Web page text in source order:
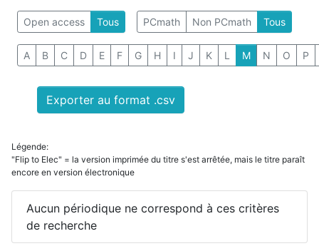
Open access Tous PCmath Non PCmath Tous
A B C D E F G H I J K L M N O P
Exporter au format .csv
Légende:
"Flip to Elec" = la version imprimée du titre s'est arrêtée, mais le titre paraît
encore en version électronique
Aucun périodique ne correspond à ces critères
de recherche